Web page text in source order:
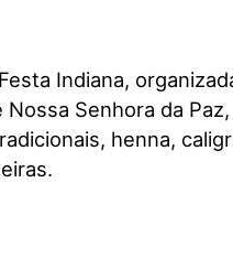
Indiana,
Senhora da
henna,